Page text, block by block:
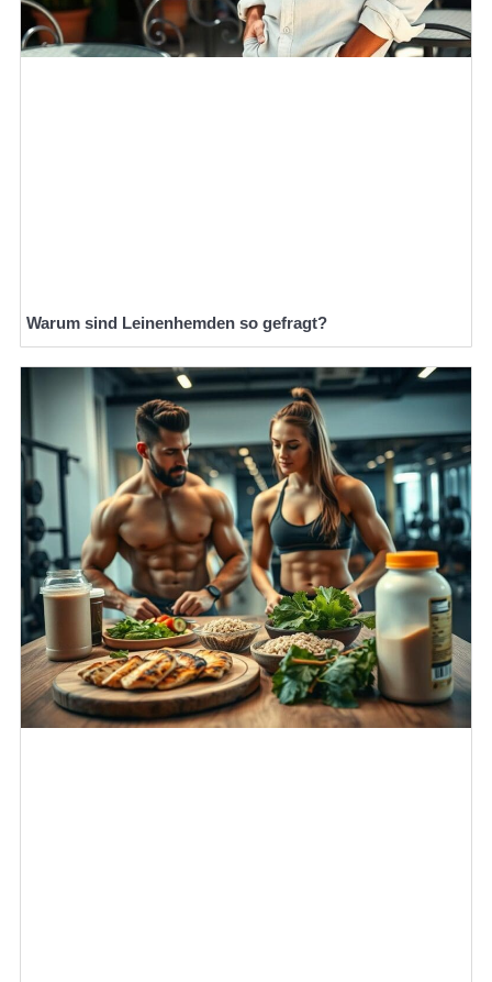
Warum sind Leinenhemden so gefragt?